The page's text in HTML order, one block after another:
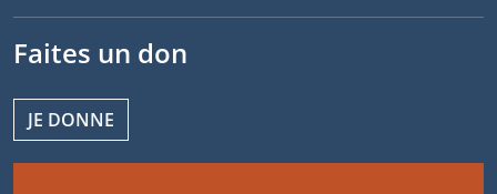
Faites un don
JE DONNE